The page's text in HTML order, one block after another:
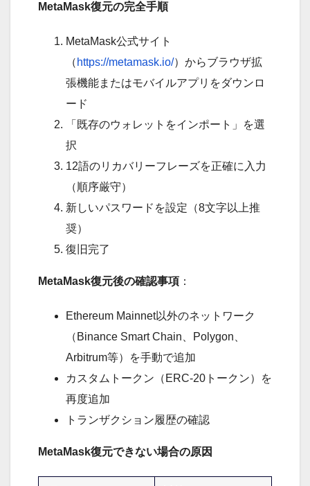
MetaMask復元の完全手順
MetaMask公式サイト
（ https://metamask.io/）からブラウザ拡
張機能またはモバイルアプリをダウンロ
ード
「既存のウォレットをインポート」を選
択
12語のリカバリーフレーズを正確に入力
（順序厳守）
新しいパスワードを設定（8文字以上推
奨）
復旧完了
MetaMask復元後の確認事項 ：
Ethereum Mainnet以外のネットワーク
（Binance Smart Chain、Polygon、
Arbitrum等）を手動で追加
カスタムトークン（ERC-20トークン）を
再度追加
トランザクション履歴の確認
MetaMask復元できない場合の原因